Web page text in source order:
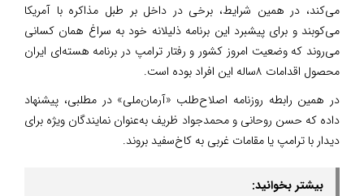
می‌کند، در همین شرایط‌، برخی در داخل بر طبل مذاکره با آمریکا
می‌کوبند و برای پیشبرد این برنامه ذلیلانه خود به سراغ همان کسانی
می‌روند که وضعیت امروز کشور و رفتار ترامپ در برنامه هسته‌ای ایران
محصول اقدامات ۸ساله این افراد بوده است.
در همین رابطه روزنامه اصلاح‌طلب «آرمان‌ملی» در مطلبی‌، پیشنهاد
داده که حسن روحانی و محمدجواد ظریف به‌عنوان نمایندگان ویژه برای
دیدار با ترامپ یا مقامات غربی به کاخ‌سفید بروند.
بیشتر بخوانید: